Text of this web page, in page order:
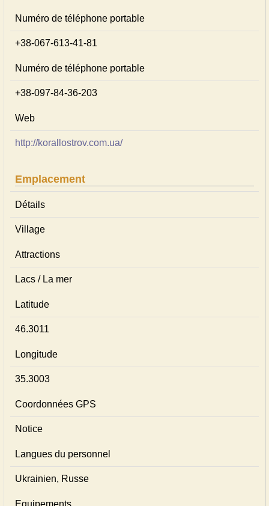
Numéro de téléphone portable
+38-067-613-41-81
Numéro de téléphone portable
+38-097-84-36-203
Web
http://korallostrov.com.ua/
Emplacement
Détails
Village
Attractions
Lacs / La mer
Latitude
46.3011
Longitude
35.3003
Coordonnées GPS
Notice
Langues du personnel
Ukrainien, Russe
Equipements